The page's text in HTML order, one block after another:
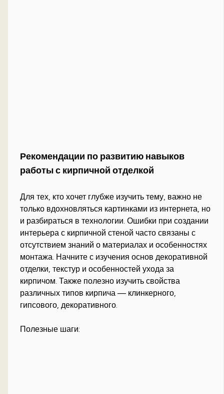
Рекомендации по развитию навыков
работы с кирпичной отделкой
Для тех, кто хочет глубже изучить тему, важно не
только вдохновляться картинками из интернета, но
и разбираться в технологии. Ошибки при создании
интерьера с кирпичной стеной часто связаны с
отсутствием знаний о материалах и особенностях
монтажа. Начните с изучения основ декоративной
отделки, текстур и особенностей ухода за
кирпичом. Также полезно изучить свойства
различных типов кирпича — клинкерного,
гипсового, декоративного.
Полезные шаги: